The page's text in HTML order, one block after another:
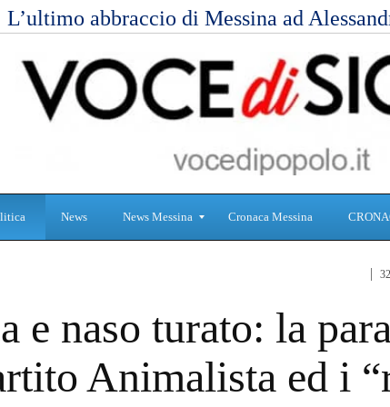
L’ultimo abbraccio di Messina ad
News News Messina
n
à
Cronaca Messina
naso turato: la
Animalista ed i